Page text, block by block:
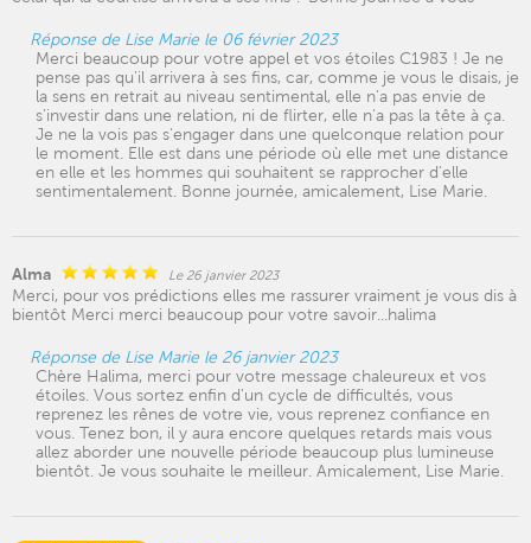
Réponse de Lise Marie le 06 février 2023
Merci beaucoup pour votre appel et vos étoiles C1983 ! Je ne
pense pas qu'il arrivera à ses fins, car, comme je vous le disais, je
la sens en retrait au niveau sentimental, elle n'a pas envie de
s'investir dans une relation, ni de flirter, elle n'a pas la tête à ça.
Je ne la vois pas s'engager dans une quelconque relation pour
le moment. Elle est dans une période où elle met une distance
en elle et les hommes qui souhaitent se rapprocher d'elle
sentimentalement. Bonne journée, amicalement, Lise Marie.
Alma Le 26 janvier 2023
Merci, pour vos prédictions elles me rassurer vraiment je vous dis à
bientôt Merci merci beaucoup pour votre savoir...halima
Réponse de Lise Marie le 26 janvier 2023
Chère Halima, merci pour votre message chaleureux et vos
étoiles. Vous sortez enfin d'un cycle de difficultés, vous
reprenez les rênes de votre vie, vous reprenez confiance en
vous. Tenez bon, il y aura encore quelques retards mais vous
allez aborder une nouvelle période beaucoup plus lumineuse
bientôt. Je vous souhaite le meilleur. Amicalement, Lise Marie.